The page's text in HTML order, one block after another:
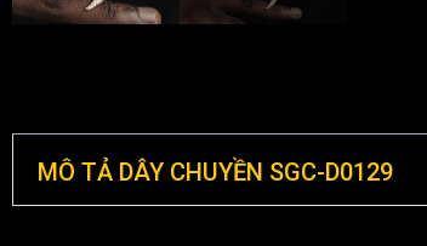
MÔ TẢ DÂY CHUYỀN SGC-D0129